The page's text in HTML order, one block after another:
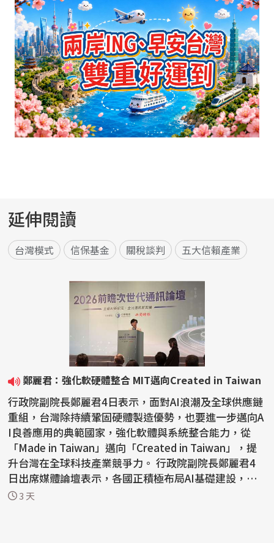
延伸閱讀
台灣模式 信保基金 關稅談判 五大信賴產業
鄭麗君：強化軟硬體整合 MIT邁向Created in Taiwan
行政院副院長鄭麗君4日表示，面對AI浪潮及全球供應鏈
重組，台灣除持續鞏固硬體製造優勢，也要進一步邁向A
I良善應用的典範國家，強化軟體與系統整合能力，從
「Made in Taiwan」邁向「Created in Taiwan」，提
升台灣在全球科技產業競爭力。 行政院副院長鄭麗君4
日出席媒體論壇表示，各國正積極布局AI基礎建設，在
地緣政...
3 天